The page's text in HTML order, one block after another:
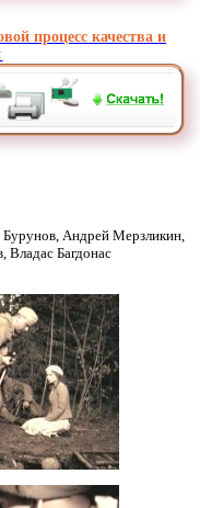
процесс качества и
Андрей Мерзликин,
Багдонас